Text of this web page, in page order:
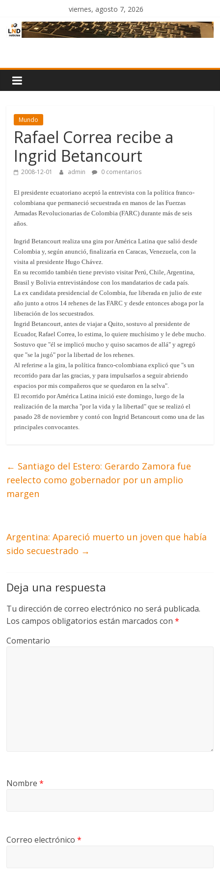
contenido
viernes, agosto 7, 2026
Noticias
Mundo
Rafael Correa recibe a
Ingrid Betancourt
2008-12-01 admin 0 comentarios
El presidente ecuatoriano aceptó la entrevista con la política franco-
colombiana que permaneció secuestrada en manos de las Fuerzas
Armadas Revolucionarias de Colombia (FARC) durante más de seis
años.
Ingrid Betancourt realiza una gira por América Latina que salió desde
Colombia y, según anunció, finalizaría en Caracas, Venezuela, con la
visita al presidente Hugo Chávez.
En su recorrido también tiene previsto visitar Perú, Chile, Argentina,
Brasil y Bolivia entrevistándose con los mandatarios de cada país.
La ex candidata presidencial de Colombia, fue liberada en julio de este
año junto a otros 14 rehenes de las FARC y desde entonces aboga por la
liberación de los secuestrados.
Ingrid Betancourt, antes de viajar a Quito, sostuvo al presidente de
Ecuador, Rafael Correa, lo estima, lo quiere muchísimo y le debe mucho.
Sostuvo que "él se implicó mucho y quiso sacarnos de allá" y agregó
que "se la jugó" por la libertad de los rehenes.
Al referirse a la gira, la política franco-colombiana explicó que "s un
recorrido para dar las gracias, y para impulsarlos a seguir abriendo
espacios por mis compañeros que se quedaron en la selva".
El recorrido por América Latina inició este domingo, luego de la
realización de la marcha "por la vida y la libertad" que se realizó el
pasado 28 de noviembre y contó con Ingrid Betancourt como una de las
principales convocantes.
← Santiago del Estero: Gerardo Zamora fue
reelecto como gobernador por un amplio
margen
Argentina: Apareció muerto un joven que había
sido secuestrado →
Deja una respuesta
Tu dirección de correo electrónico no será publicada.
Los campos obligatorios están marcados con*
Comentario
Nombre*
Correo electrónico*